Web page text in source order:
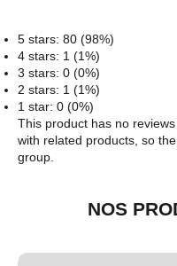
5 stars: 80 (98%)
4 stars: 1 (1%)
3 stars: 0 (0%)
2 stars: 1 (1%)
1 star: 0 (0%)
This product has no
with related products, so
group.
NOS